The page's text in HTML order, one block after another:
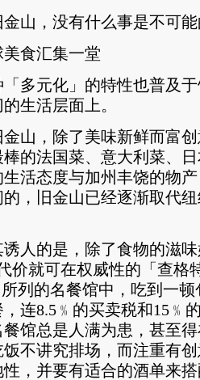
，没有什么事是不可能
食汇集一堂
元化」的特性也普及于
生活层面上。
，除了美味新鲜而富创
的法国菜、意大利菜、
活态度与加州丰饶的物
，旧金山已经逐渐取代
的是，除了食物的滋味
价就可在权威性的「查格
所列的名餐馆中，吃到一
，连8.5﹪的买卖税和15﹪
馆总是人满为患，甚至
不讲究排场，而注重有
，并要有适合的酒单来